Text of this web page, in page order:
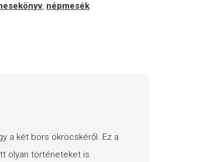
, népmesék
a két bors ökröcskéről. Ez a
olyan történeteket is